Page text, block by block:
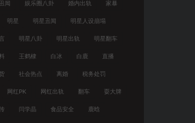
闻 娱乐圈八卦 婚内出轨 家暴
明星 明星丑闻 明星人设崩塌
明星八卦 明星出轨 明星翻车
王鹤棣 白冰 白鹿 直播
社会热点 离婚 税务处罚
网红PK 网红出轨 翻车 耍大牌
闫学晶 食品安全 鹿晗